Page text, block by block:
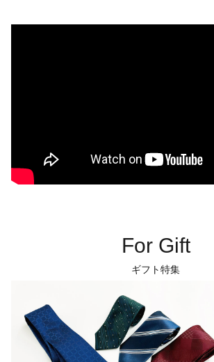
For Gift
ギフト特集